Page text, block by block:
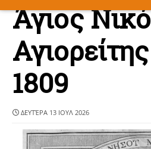
Άγιος
1809
ΔΕΥΤΈΡΑ 13 ΙΟΥΛ 2026